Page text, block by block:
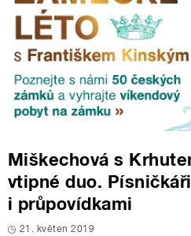
Miškechová s
vtipné duo.
i průpovídkami
21. květen 2019